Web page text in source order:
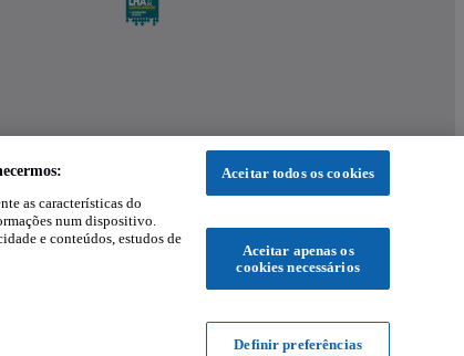
as características do
num dispositivo.
e conteúdos, estudos de
Aceitar todos os cookies
Aceitar apenas os
cookies necessários
Definir preferências